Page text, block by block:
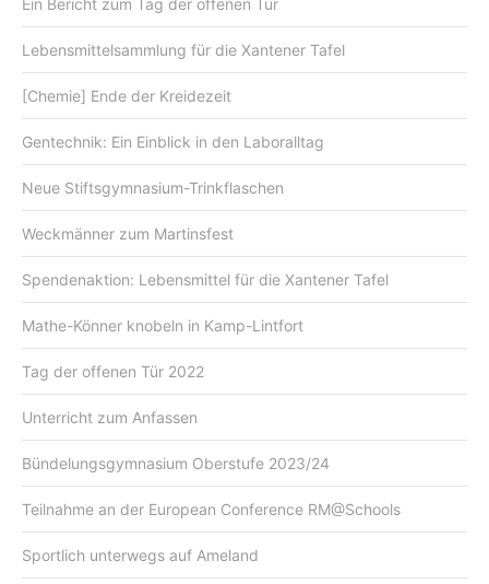
Ein Bericht zum Tag der offenen Tür
Lebensmittelsammlung für die Xantener Tafel
[Chemie] Ende der Kreidezeit
Gentechnik: Ein Einblick in den Laboralltag
Neue Stiftsgymnasium-Trinkflaschen
Weckmänner zum Martinsfest
Spendenaktion: Lebensmittel für die Xantener Tafel
Mathe-Könner knobeln in Kamp-Lintfort
Tag der offenen Tür 2022
Unterricht zum Anfassen
Bündelungsgymnasium Oberstufe 2023/24
Teilnahme an der European Conference RM@Schools
Sportlich unterwegs auf Ameland